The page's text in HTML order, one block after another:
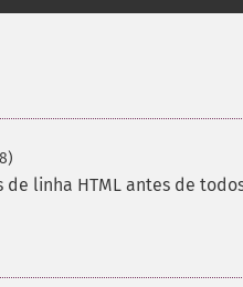
de linha HTML antes de